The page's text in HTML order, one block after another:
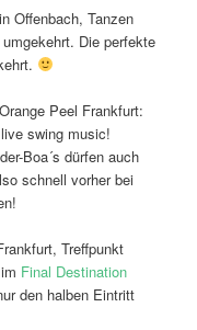
Offenbach, Tanzen
Die perfekte
Peel Frankfurt:
swing music!
Boa´s dürfen auch
schnell vorher bei
Treffpunkt
Final Destination
den halben Eintritt